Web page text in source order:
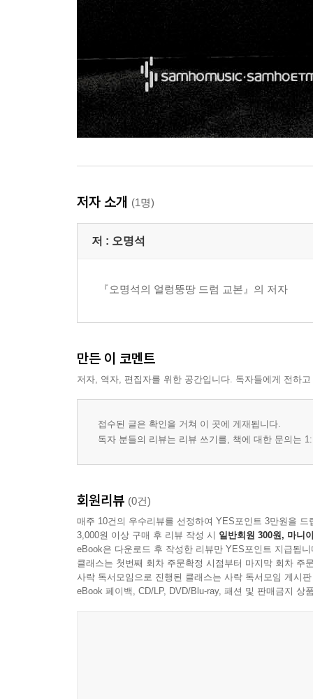
저자 소개 (1명)
저 : 오명석
『오명석의 얼렁뚱땅 드럼 교본』의 저자
만든 이 코멘트
저자, 역자, 편집자를 위한 공간입니다. 독자들에게 전하
접수된 글은 확인을 거쳐 이 곳에 게재됩니다.
독자 분들의 리뷰는 리뷰 쓰기를, 책에 대한 문의는
회원리뷰 (0건)
매주 10건의 우수리뷰를 선정하여 YES포인트 3만원을 드
3,000원 이상 구매 후 리뷰 작성 시 일반회원 300원, 마니
eBook은 다운로드 후 작성한 리뷰만 YES포인트 지급됩니
클래스는 첫번째 회차 주문확정 시점부터 마지막 회차 주
사락 독서모임으로 진행된 클래스는 사락 독서모임 게시
eBook 페이백, CD/LP, DVD/Blu-ray, 패션 및 판매금지 상